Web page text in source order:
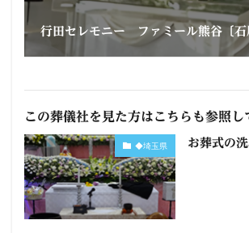
行田セレモニー ファミール熊谷〔石
この葬儀社を見た方はこちらも参照し
◆埼玉県 お葬式の